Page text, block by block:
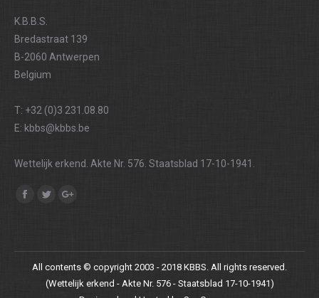
K.B.B.S.
Bredastraat 139
B-2060 Antwerpen
Belgium
T: +32 (0)3 231.08.80
E: kbbs@kbbs.be
Wettelijk erkend. Akte Nr. 576. Staatsblad 17-10-1941.
Find us on:
All contents © copyright 2003 - 2018 KBBS. All rights reserved.
(Wettelijk erkend - Akte Nr. 576 - Staatsblad 17-10-1941)